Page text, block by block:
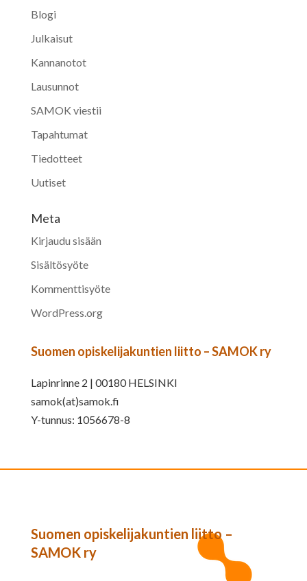
Blogi
Julkaisut
Kannanotot
Lausunnot
SAMOK viestii
Tapahtumat
Tiedotteet
Uutiset
Meta
Kirjaudu sisään
Sisältösyöte
Kommenttisyöte
WordPress.org
Suomen opiskelijakuntien liitto – SAMOK ry
Lapinrinne 2 | 00180 HELSINKI
samok(at)samok.fi
Y-tunnus: 1056678-8
Suomen opiskelijakuntien liitto –
SAMOK ry